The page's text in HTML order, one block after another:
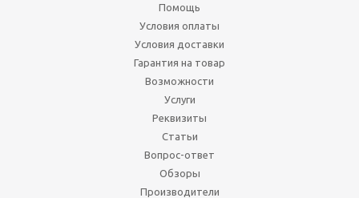
Помощь
Условия оплаты
Условия доставки
Гарантия на товар
Возможности
Услуги
Реквизиты
Статьи
Вопрос-ответ
Обзоры
Производители